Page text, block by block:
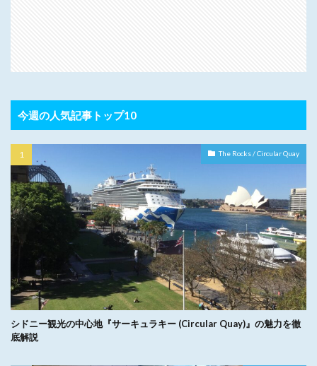
今週の人気記事トップ10
The Rocks / Circular Quay
シドニー観光の中心地『サーキュラキー (Circular Quay)』の魅力を徹
底解説